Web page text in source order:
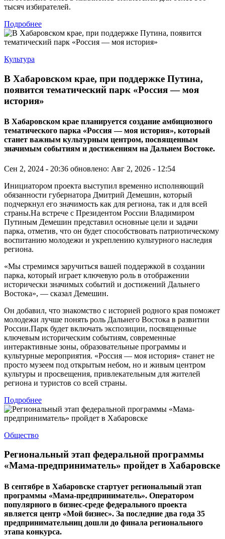
тысяч избирателей.
Подробнее
Культура
В Хабаровском крае, при поддержке Путина,
появится тематический парк «Россия — моя
история»
В Хабаровском крае планируется создание амбициозного
тематического парка «Россия — моя история», который
станет важным культурным центром, посвященным
значимым событиям и достижениям на Дальнем Востоке.
Сен 2, 2024 - 20:36 обновлено: Авг 2, 2026 - 12:54
Инициатором проекта выступил временно исполняющий
обязанности губернатора Дмитрий Демешин, который
подчеркнул его значимость как для региона, так и для всей
страны.На встрече с Президентом России Владимиром
Путиным Демешин представил основные цели и задачи
парка, отметив, что он будет способствовать патриотическому
воспитанию молодежи и укреплению культурного наследия
региона.
«Мы стремимся заручиться вашей поддержкой в создании
парка, который играет ключевую роль в отображении
исторически значимых событий и достижений Дальнего
Востока», — сказал Демешин.
Он добавил, что знакомство с историей родного края поможет
молодежи лучше понять роль Дальнего Востока в развитии
России.Парк будет включать экспозиции, посвященные
ключевым историческим событиям, современные
интерактивные зоны, образовательные программы и
культурные мероприятия. «Россия — моя история» станет не
просто музеем под открытым небом, но и живым центром
культуры и просвещения, привлекательным для жителей
региона и туристов со всей страны.
Подробнее
Общество
Региональный этап федеральной программы
«Мама-предприниматель» пройдет в Хабаровске
В сентябре в Хабаровске стартует региональный этап
программы «Мама-предприниматель». Оператором
популярного в бизнес-среде федерального проекта
является центр «Мой бизнес». За последние два года 35
предпринимательниц дошли до финала регионального
этапа конкурса.